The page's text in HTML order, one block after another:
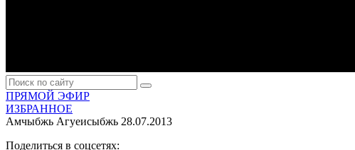
ПРЯМОЙ ЭФИР
ИЗБРАННОЕ
Амчыбжь Агуеисыбжь 28.07.2013
Поделиться в соцсетях: